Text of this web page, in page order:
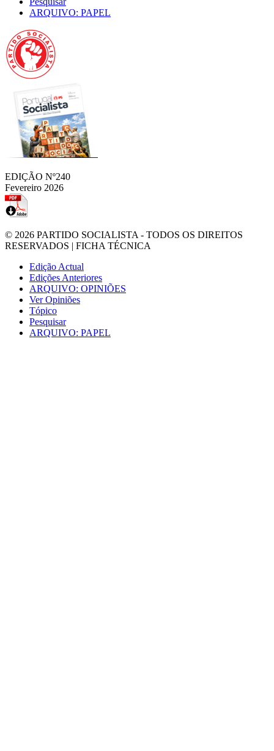
ARQUIVO: PAPEL
EDIÇÃO Nº240
Fevereiro 2026
© 2026 PARTIDO SOCIALISTA - TODOS OS DIREITOS
RESERVADOS | FICHA TÉCNICA
Edição Actual
Edições Anteriores
ARQUIVO: OPINIÕES
Ver Opiniões
Tópico
Pesquisar
ARQUIVO: PAPEL